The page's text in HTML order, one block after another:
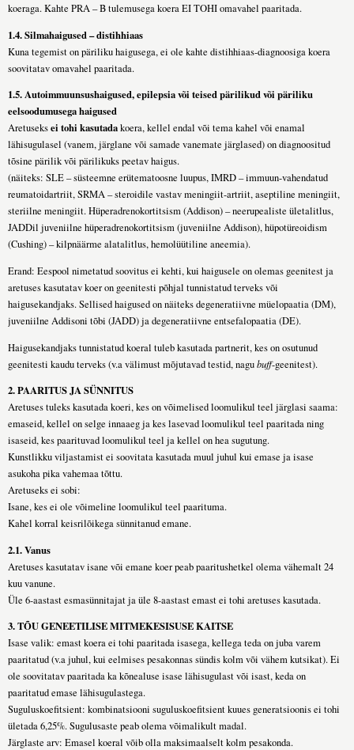
koeraga. Kahte PRA – B tulemusega koera EI TOHI omavahel paaritada.
1.4. Silmahaigused – distihhiaas
Kuna tegemist on päriliku haigusega, ei ole kahte distihhiaas-diagnoosiga koera
soovitatav omavahel paaritada.
1.5. Autoimmuunsushaigused, epilepsia või teised pärilikud või päriliku
eelsoodumusega haigused
Aretuseksei tohi kasutadakoera, kellel endal või tema kahel või enamal
lähisugulasel (vanem, järglane või samade vanemate järglased) on diagnoositud
tõsine pärilik või pärilikuks peetav haigus.
(näiteks: SLE – süsteemne erütematoosne luupus, IMRD – immuun-vahendatud
reumatoidartriit, SRMA – steroidile vastav meningiit-artriit, aseptiline meningiit,
steriilne meningiit. Hüperadrenokortitsism (Addison) – neerupealiste ületalitlus,
JADDil juveniilne hüperadrenokortitsism (juveniilne Addison), hüpotüreoidism
(Cushing) – kilpnäärme alatalitlus, hemolüütiline aneemia).
Erand: Eespool nimetatud soovitus ei kehti, kui haigusele on olemas geenitest ja
aretuses kasutatav koer on geenitesti põhjal tunnistatud terveks või
haigusekandjaks. Sellised haigused on näiteks degeneratiivne müelopaatia (DM),
juveniilne Addisoni tõbi (JADD) ja degeneratiivne entsefalopaatia (DE).
Haigusekandjaks tunnistatud koeral tuleb kasutada partnerit, kes on osutunud
geenitesti kaudu terveks (v.a välimust mõjutavad testid, nagubuff-geenitest).
2. PAARITUS JA SÜNNITUS
Aretuses tuleks kasutada koeri, kes on võimelised loomulikul teel järglasi saama:
emaseid, kellel on selge innaaeg ja kes lasevad loomulikul teel paaritada ning
isaseid, kes paarituvad loomulikul teel ja kellel on hea sugutung.
Kunstlikku viljastamist ei soovitata kasutada muul juhul kui emase ja isase
asukoha pika vahemaa tõttu.
Aretuseks ei sobi:
Isane, kes ei ole võimeline loomulikul teel paarituma.
Kahel korral keisrilõikega sünnitanud emane.
2.1. Vanus
Aretuses kasutatav isane või emane koer peab paaritushetkel olema vähemalt 24
kuu vanune.
Üle 6-aastast esmasünnitajat ja üle 8-aastast emast ei tohi aretuses kasutada.
3. TÕU GENEETILISE MITMEKESISUSE KAITSE
Isase valik: emast koera ei tohi paaritada isasega, kellega teda on juba varem
paaritatud (v.a juhul, kui eelmises pesakonnas sündis kolm või vähem kutsikat). Ei
ole soovitatav paaritada ka kõnealuse isase lähisugulast või isast, keda on
paaritatud emase lähisugulastega.
Suguluskoefitsient: kombinatsiooni suguluskoefitsient kuues generatsioonis ei tohi
ületada 6,25%. Sugulusaste peab olema võimalikult madal.
Järglaste arv: Emasel koeral võib olla maksimaalselt kolm pesakonda.